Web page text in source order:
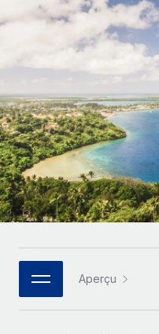
Gestion des
Intégrez et gérez
PEO
Sous-traitez les
INFRASTRUCTURE
Intégration
Intégrez vos RH aux
Plateforme
Des fonctions RH
Connectez n'importe
notre MCP
Comparer Remote
Examinez notre
Start-ups
Des solutions agiles
paie des entreprises
Entreprises
Développez vos
mesure
Entreprise
Les RH à
pays
Calculateur de
Découvrez les
APPRENDRE AVEC
Recherche et guides
Études de cas
Checklists et modèles
Descriptions de postes
Français
Deutsch
Español
Italiano
Português (Portugal)
日本語
한국어
Aperçu